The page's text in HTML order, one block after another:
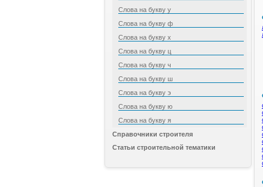
Слова на букву у
Слова на букву ф
Слова на букву х
Слова на букву ц
Слова на букву ч
Слова на букву ш
Слова на букву э
Слова на букву ю
Слова на букву я
Справочники строителя
Статьи строительной тематики